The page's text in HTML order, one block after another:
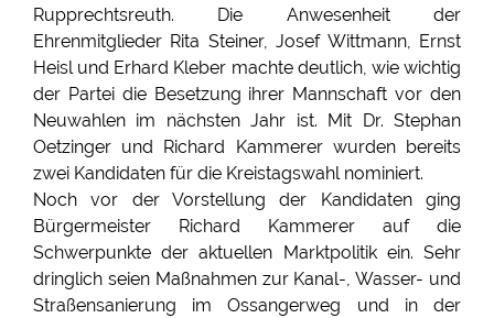
Rupprechtsreuth. Die Anwesenheit der
Ehrenmitglieder Rita Steiner, Josef Wittmann, Ernst
Heisl und Erhard Kleber machte deutlich, wie wichtig
der Partei die Besetzung ihrer Mannschaft vor den
Neuwahlen im nächsten Jahr ist. Mit Dr. Stephan
Oetzinger und Richard Kammerer wurden bereits
zwei Kandidaten für die Kreistagswahl nominiert.
Noch vor der Vorstellung der Kandidaten ging
Bürgermeister Richard Kammerer auf die
Schwerpunkte der aktuellen Marktpolitik ein. Sehr
dringlich seien Maßnahmen zur Kanal-, Wasser- und
Straßensanierung im Ossangerweg und in der